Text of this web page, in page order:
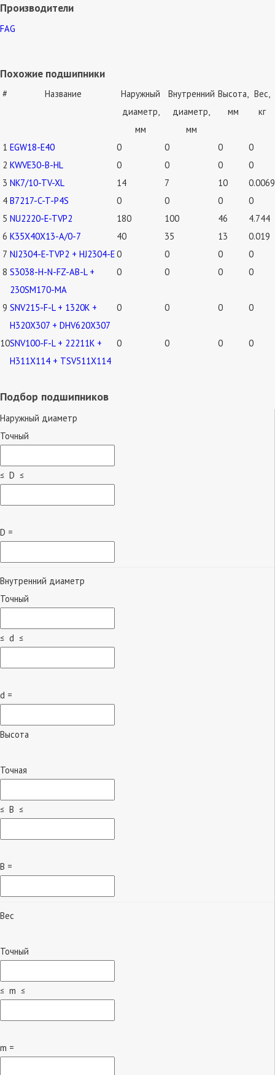
Производители
FAG
Похожие подшипники
# Название
Наружный
диаметр,
мм
Внутренний
диаметр,
мм
Высота,
мм
Вес,
кг
1 EGW18-E40 0 0 0
0
2 KWVE30-B-HL 0 0 0
0
3 NK7/10-TV-XL 14 7 10
0.0069
4 B7217-C-T-P4S 0 0 0
0
5 NU2220-E-TVP2 180 100 46
4.744
6 K35X40X13-A/0-7 40 35 13
0.019
7 NJ2304-E-TVP2 + HJ2304-E0 0 0
0
8 S3038-H-N-FZ-AB-L +
230SM170-MA
0 0 0 0
9 SNV215-F-L + 1320K +
H320X307 + DHV620X307
0 0 0 0
10SNV100-F-L + 22211K +
H311X114 + TSV511X114
0 0 0 0
Подбор подшипников
Наружный диаметр
Точный
≤ D ≤
D =
Внутренний диаметр
Точный
≤ d ≤
d =
Высота
Точная
≤ B ≤
B =
Вес
Точный
≤ m ≤
m =